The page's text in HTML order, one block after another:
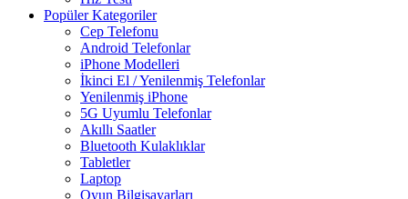
Popüler Kategoriler
Cep Telefonu
Android Telefonlar
iPhone Modelleri
İkinci El / Yenilenmiş Telefonlar
Yenilenmiş iPhone
5G Uyumlu Telefonlar
Akıllı Saatler
Bluetooth Kulaklıklar
Tabletler
Laptop
Oyun Bilgisayarları